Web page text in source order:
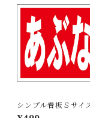
シンプル看板Ｓサイ
ない」【工場・現場